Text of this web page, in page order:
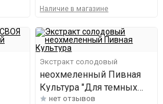
Наличие в магазине
Экстракт солодовый
неохмеленный Пивная
Культура "Для темных
сортов"
нет отзывов